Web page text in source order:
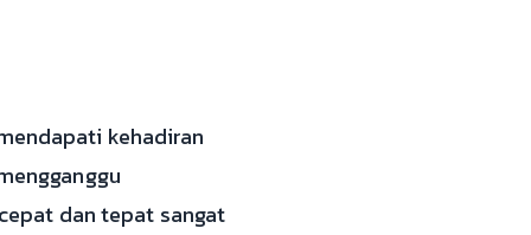
kehadiran
dan tepat sangat